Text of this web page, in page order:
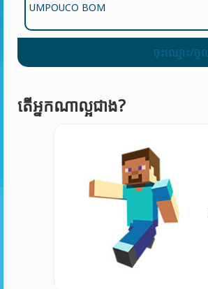
UMPOUCO BOM
ចុះឈ្មោះ/ចូ
តើអ្នកណាល្អជាង?